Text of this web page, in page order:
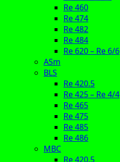
Re 460
Re 474
Re 482
Re 484
Re 620 – Re 6/6
ASm
BLS
Re 420.5
Re 425 – Re 4/4
Re 465
Re 475
Re 485
Re 486
MBC
Re 420.5